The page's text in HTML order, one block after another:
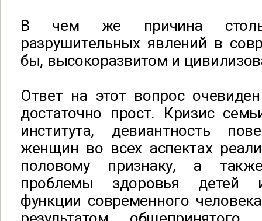
В чем же причина
разрушительных явлений в
бы, высокоразвитом и
Ответ на этот вопрос
достаточно прост. Кризис
института, девиантность
женщин во всех аспектах
половому признаку, а
проблемы здоровья детей
функции современного